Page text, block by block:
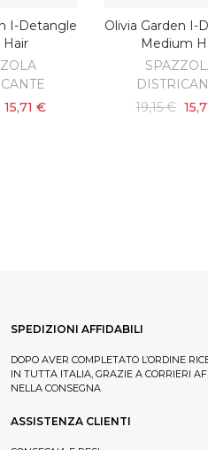
I-Detangle
Hair
15,71 €
SCOPRI
Olivia Garden I-
Medium
19,15 €
SPEDIZIONI AFFIDABILI
DOPO AVER COMPLETATO L’ORDINE
IN TUTTA ITALIA, GRAZIE A CORRIERI
NELLA CONSEGNA
ASSISTENZA CLIENTI